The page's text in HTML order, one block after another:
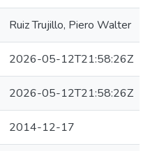
Ruiz Trujillo, Piero Walter
2026-05-12T21:58:26Z
2026-05-12T21:58:26Z
2014-12-17